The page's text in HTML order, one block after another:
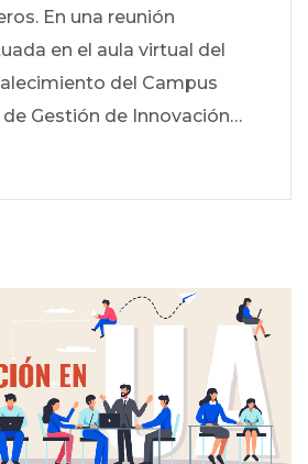
En una reunión
en el aula virtual del
del Campus
de Gestión de Innovación…